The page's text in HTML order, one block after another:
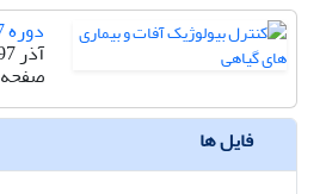
دوره 7، شماره 2
آذر 1397
صفحه
فایل ها